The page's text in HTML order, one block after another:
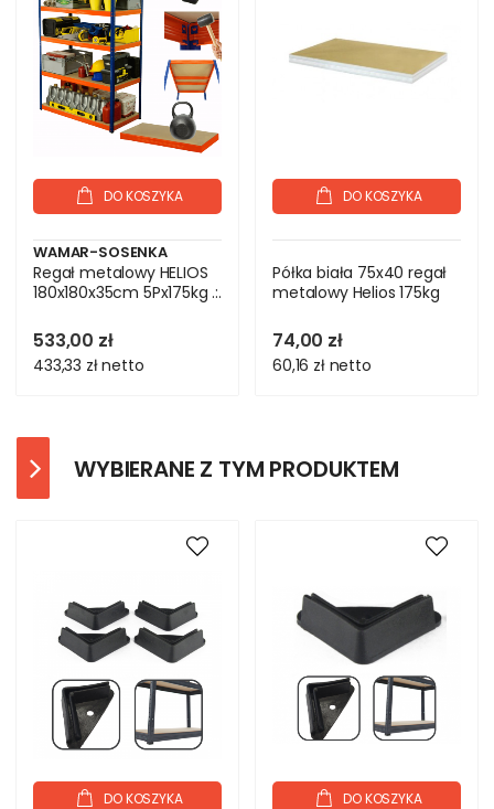
DO KOSZYKA
WAMAR-SOSENKA
Regał metalowy HELIOS
180x180x35cm 5Px175kg .:.
533,00 zł
433,33 złnetto
DO KOSZYKA
Półka biała 75x40 regał
metalowy Helios 175kg
74,00 zł
60,16 zł netto
WYBIERANE Z TYM PRODUKTEM
DO KOSZYKA DO KOSZYKA